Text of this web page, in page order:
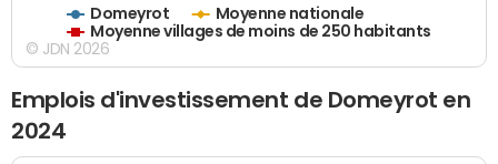
Domeyrot
Moyenne nationale
Moyenne villages de moins de 250 habitants
© JDN 2026
Emplois d'investissement de Domeyrot en
2024